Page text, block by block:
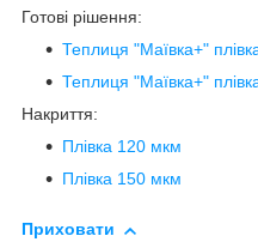
Готові рішення:
Теплиця "Маївка+"
Теплиця "Маївка+"
Накриття:
Плівка 120 мкм
Плівка 150 мкм
Приховати